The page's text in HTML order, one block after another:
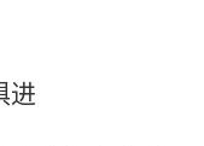
进